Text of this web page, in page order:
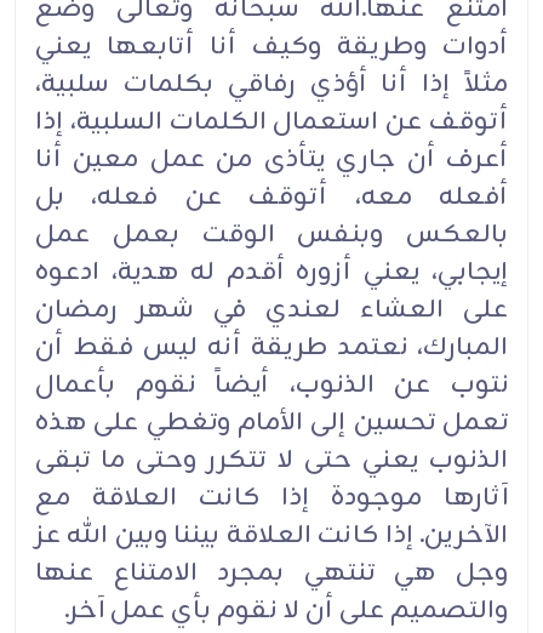
امتنع عنها.الله سبحانه وتعالى وضع
أدوات وطريقة وكيف أنا أتابعها يعني
مثلاً إذا أنا أؤذي رفاقي بكلمات سلبية،
أتوقف عن استعمال الكلمات السلبية، إذا
أعرف أن جاري يتأذى من عمل معين أنا
أفعله معه، أتوقف عن فعله، بل
بالعكس وبنفس الوقت بعمل عمل
إيجابي، يعني أزوره أقدم له هدية، ادعوه
على العشاء لعندي في شهر رمضان
المبارك، نعتمد طريقة أنه ليس فقط أن
نتوب عن الذنوب، أيضاً نقوم بأعمال
تعمل تحسين إلى الأمام وتغطي على هذه
الذنوب يعني حتى لا تتكرر وحتى ما تبقى
آثارها موجودة إذا كانت العلاقة مع
الآخرين. إذا كانت العلاقة بيننا وبين الله عز
وجل هي تنتهي بمجرد الامتناع عنها
والتصميم على أن لا نقوم بأي عمل آخر.